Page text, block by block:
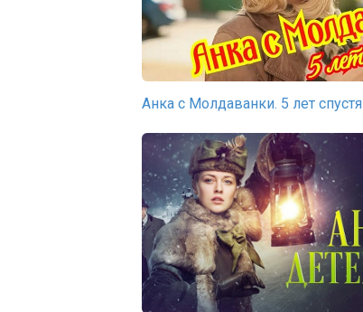
Анка с Молдаванки. 5 лет спустя